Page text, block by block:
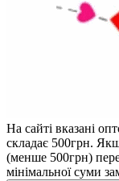
На сайті вказані
складає 500грн.
(менше 500грн)
мінімальної суми